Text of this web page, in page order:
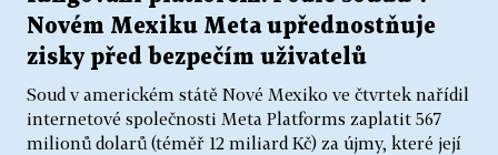
Novém Mexiku Meta upřednostňuje
zisky před bezpečím uživatelů
Soud v americkém státě Nové Mexiko ve čtvrtek nařídil
internetové společnosti Meta Platforms zaplatit 567
milionů dolarů (téměř 12 miliard Kč) za újmy, které její